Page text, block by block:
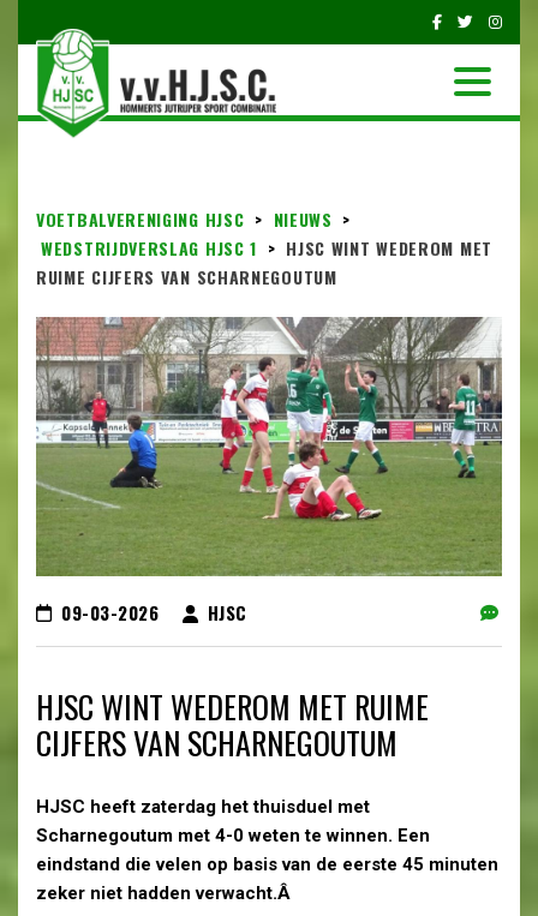
VOETBALVERENIGING HJSC > NIEUWS >
WEDSTRIJDVERSLAG HJSC 1 > HJSC WINT WEDEROM MET
RUIME CIJFERS VAN SCHARNEGOUTUM
09-03-2026 HJSC
HJSC WINT WEDEROM MET RUIME
CIJFERS VAN SCHARNEGOUTUM
HJSC heeft zaterdag het thuisduel met
Scharnegoutum met 4-0 weten te winnen. Een
eindstand die velen op basis van de eerste 45 minuten
zeker niet hadden verwacht.Â